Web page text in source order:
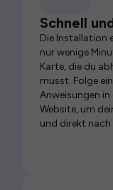
Schnell
Die Installation
nur wenige
Karte, die du
musst. Folge
Anweisungen
Website, um
und direkt nach